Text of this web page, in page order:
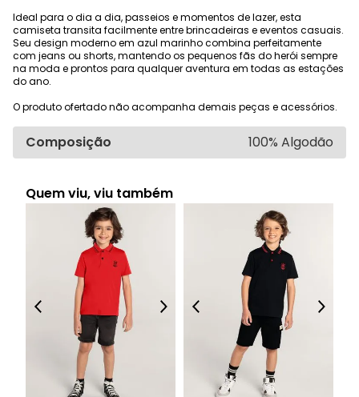
Ideal para o dia a dia, passeios e momentos de lazer, esta
camiseta transita facilmente entre brincadeiras e eventos casuais.
Seu design moderno em azul marinho combina perfeitamente
com jeans ou shorts, mantendo os pequenos fãs do herói sempre
na moda e prontos para qualquer aventura em todas as estações
do ano.
O produto ofertado não acompanha demais peças e acessórios.
Composição 100% Algodão
Quem viu, viu também